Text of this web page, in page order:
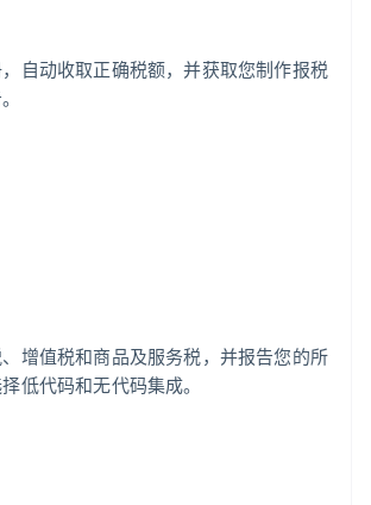
自动收取正确税额，并获取您制作报税
增值税和商品及服务税，并报告您的所
代码和无代码集成。